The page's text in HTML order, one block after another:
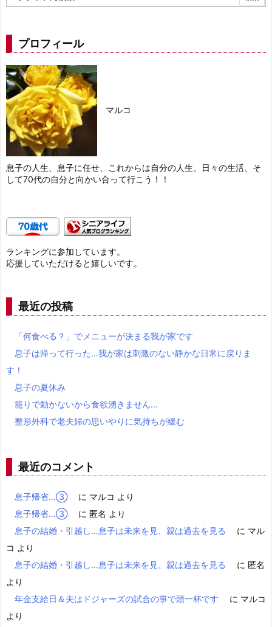
プロフィール
マルコ
息子の人生、息子に任せ、これからは自分の人生、日々の生活、そ
して70代の自分と向かい合って行こう！！
ランキングに参加しています。
応援していただけると嬉しいです。
最近の投稿
「何食べる？」でメニューが決まる我が家です
息子は帰って行った…我が家は刺激のない静かな日常に戻りま
す！
息子の夏休み
籠りで動かないから食欲湧きません…
整形外科で老夫婦の思いやりに気持ちが緩む
最近のコメント
息子帰省…③ に マルコ より
息子帰省…③
に 匿名 より
息子の結婚・引越し…息子は未来を見、親は過去を見る
に マル
コ より
息子の結婚・引越し…息子は未来を見、親は過去を見る
に 匿名
より
年金支給日＆夫はドジャーズの試合の事で頭一杯です
に マルコ
より